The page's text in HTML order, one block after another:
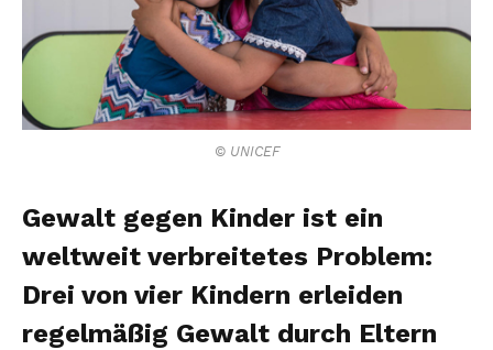
© UNICEF
Gewalt gegen Kinder ist ein
weltweit verbreitetes Problem:
Drei von vier Kindern erleiden
regelmäßig Gewalt durch Eltern